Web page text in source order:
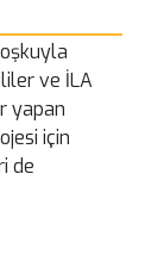
ve İLA
yapan
için
de